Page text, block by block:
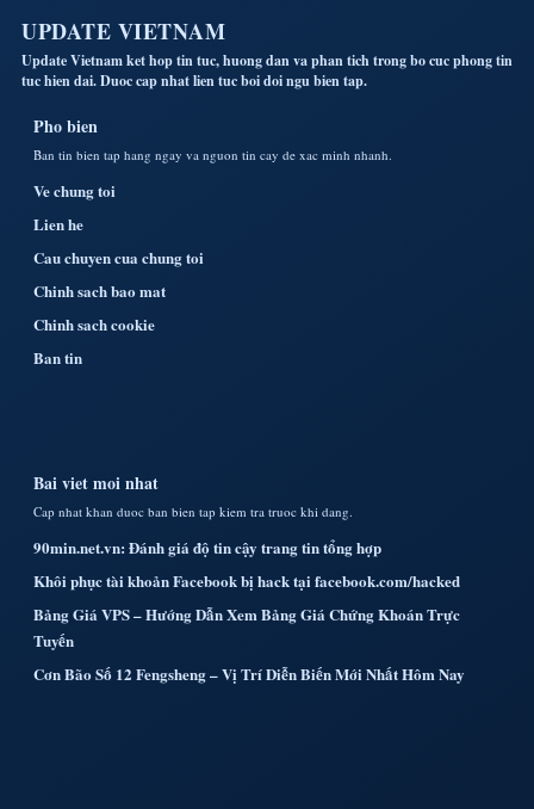
UPDATE VIETNAM
Update Vietnam ket hop tin tuc, huong dan va phan tich trong bo cuc phong tin
tuc hien dai. Duoc cap nhat lien tuc boi doi ngu bien tap.
Pho bien
Ban tin bien tap hang ngay va nguon tin cay de xac minh nhanh.
Ve chung toi
Lien he
Cau chuyen cua chung toi
Chinh sach bao mat
Chinh sach cookie
Ban tin
Bai viet moi nhat
Cap nhat khan duoc ban bien tap kiem tra truoc khi dang.
90min.net.vn: Đánh giá độ tin cậy trang tin tổng hợp
Khôi phục tài khoản Facebook bị hack tại facebook.com/hacked
Bảng Giá VPS – Hướng Dẫn Xem Bảng Giá Chứng Khoán Trực
Tuyến
Cơn Bão Số 12 Fengsheng – Vị Trí Diễn Biến Mới Nhất Hôm Nay